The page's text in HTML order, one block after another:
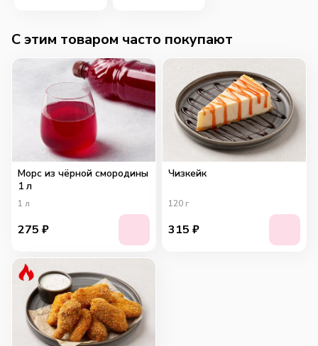
C этим товаром часто покупают
Морс из чёрной смородины
1 л
1 л
275 ₽
Чизкейк
120 г
315 ₽